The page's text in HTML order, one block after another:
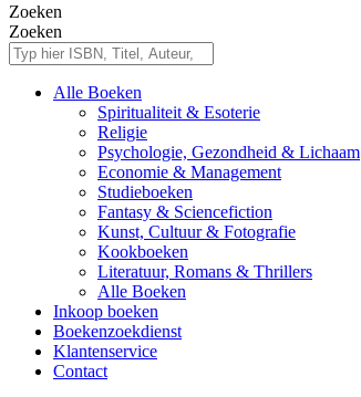
Zoeken
Zoeken
Alle Boeken
Spiritualiteit & Esoterie
Religie
Psychologie, Gezondheid & Lichaam
Economie & Management
Studieboeken
Fantasy & Sciencefiction
Kunst, Cultuur & Fotografie
Kookboeken
Literatuur, Romans & Thrillers
Alle Boeken
Inkoop boeken
Boekenzoekdienst
Klantenservice
Contact